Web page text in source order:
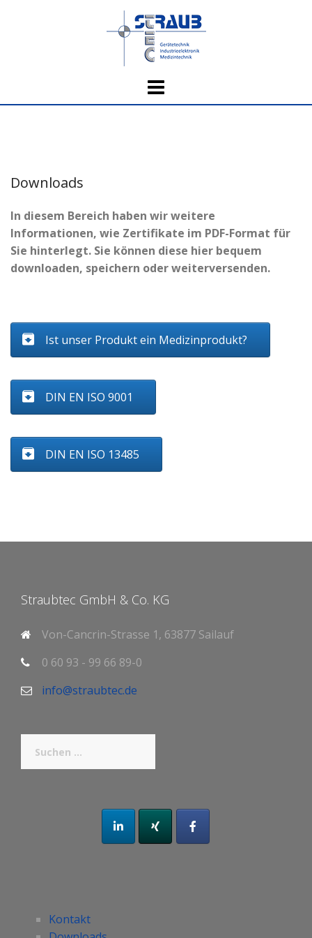
Downloads
In diesem Bereich haben wir weitere
Informationen, wie Zertifikate im PDF-Format für
Sie hinterlegt. Sie können diese hier bequem
downloaden, speichern oder weiterversenden.
Ist unser Produkt ein Medizinprodukt?
DIN EN ISO 9001
DIN EN ISO 13485
Straubtec GmbH & Co. KG
Von-Cancrin-Strasse 1, 63877 Sailauf
0 60 93 - 99 66 89-0
info@straubtec.de
nach:
Kontakt